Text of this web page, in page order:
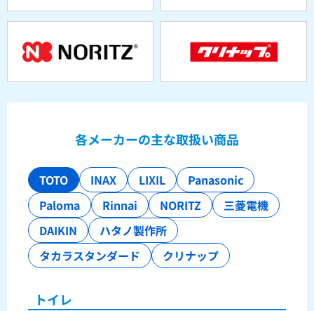
各メーカーの主な取扱い商品
TOTO INAX LIXIL
Panasonic
Paloma
Rinnai NORITZ
三菱電機
DAIKIN
ハタノ製作所
タカラスタンダード
クリナップ
トイレ